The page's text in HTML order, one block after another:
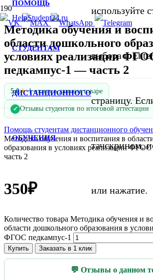
ПОМОЩЬ
СТУДЕНТАМ
ДИСТАНЦИОННОГО
ОБУЧЕНИЯ
используйте
выбора и
страницу.
тачскрином,
или нажатие.
Методика обучения и
области дошкольного
условиях реализации
педкампус-1 — часть 2
5.0★•1 отзыв о данном товаре
✓ Отзывы студентов по итоговой аттестации
Помощь студентам дистанционного
Методика обучения и воспитания в
образования в условиях реализации
часть 2
350₽
Количество товара Методика обучения и
области дошкольного образования в
ФГОС педкампус-1
Купить Заказать в 1 клик
💬 Отзывы о данном